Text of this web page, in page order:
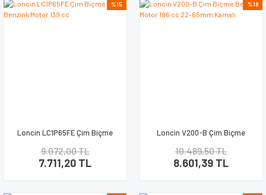
%15
Loncin LC1P65FE Çim Biçme
9.072,00 TL
7.711,20 TL
%18
Loncin V200-B Çim Biçme
Kamalı
10.489,50 TL
8.601,39 TL